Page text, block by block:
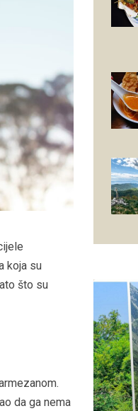
koja su
što su
da ga nema